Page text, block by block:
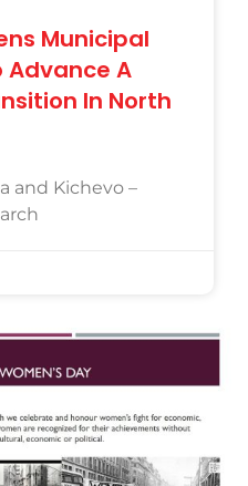
Municipal
Advance A
In North
and Kichevo –